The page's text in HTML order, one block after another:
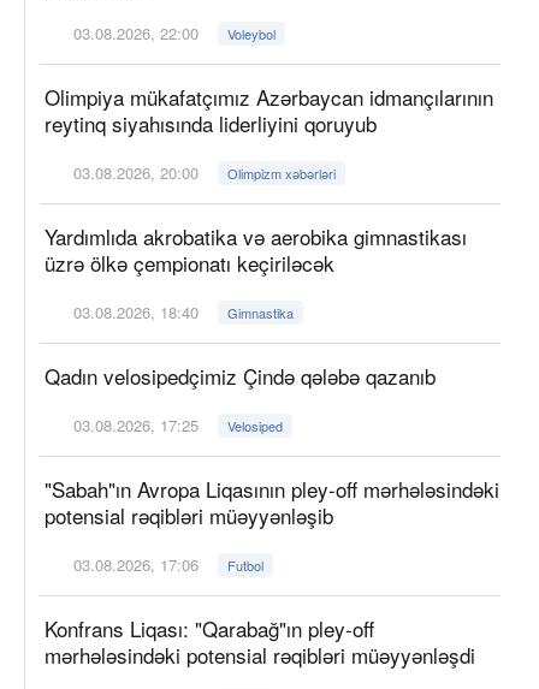
03.08.2026, 22:00 Voleybol
Olimpiya mükafatçımız Azərbaycan idmançılarının
reytinq siyahısında liderliyini qoruyub
03.08.2026, 20:00 Olimpizm xəbərləri
Yardımlıda akrobatika və aerobika gimnastikası
üzrə ölkə çempionatı keçiriləcək
03.08.2026, 18:40 Gimnastika
Qadın velosipedçimiz Çində qələbə qazanıb
03.08.2026, 17:25 Velosiped
"Sabah"ın Avropa Liqasının pley-off mərhələsindəki
potensial rəqibləri müəyyənləşib
03.08.2026, 17:06 Futbol
Konfrans Liqası: "Qarabağ"ın pley-off
mərhələsindəki potensial rəqibləri müəyyənləşdi